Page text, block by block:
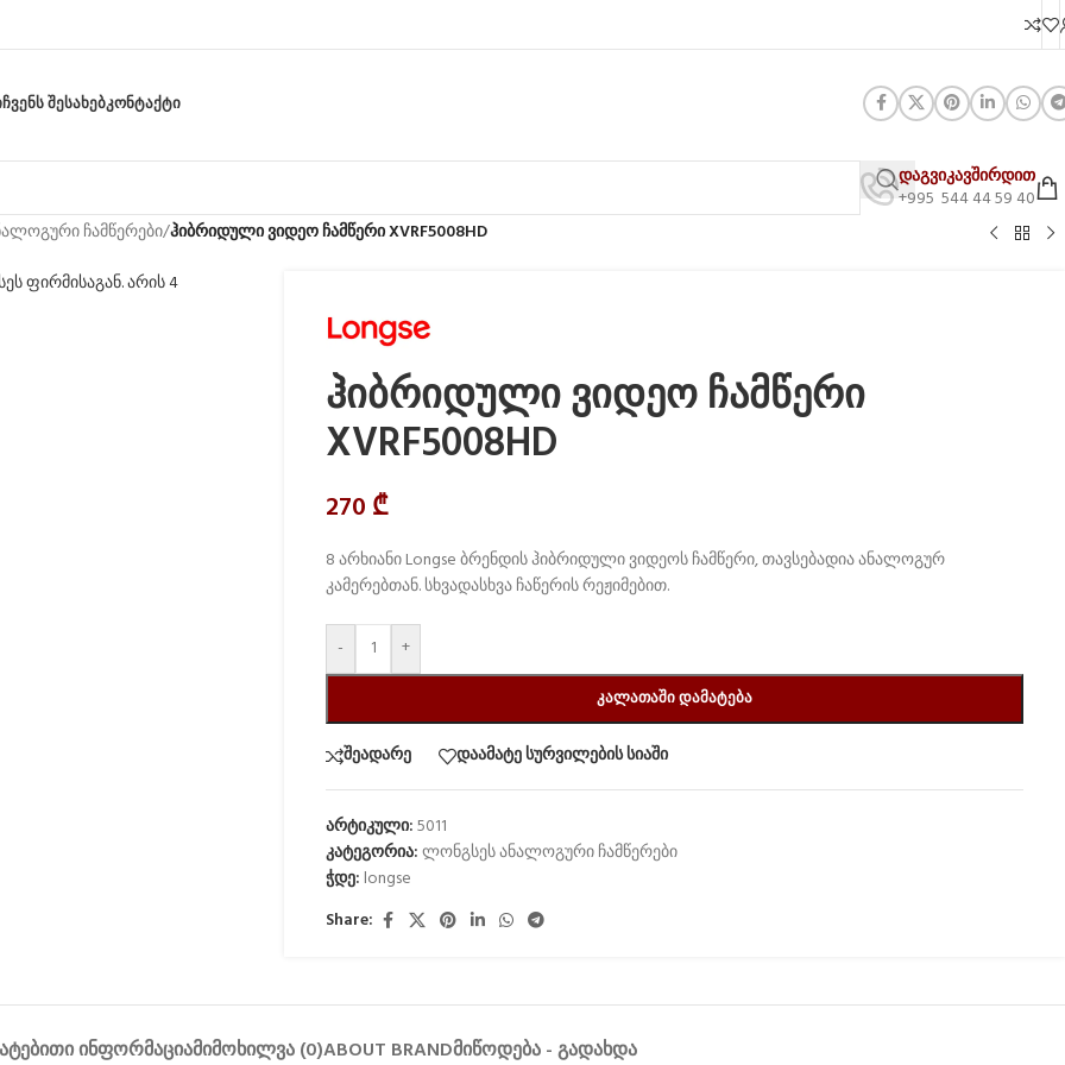
ᲩᲕᲔᲜᲡ ᲨᲔᲡᲐᲮᲔᲑᲙᲝᲜᲢᲐᲥᲢᲘ
დაგვიკავშირდით
+995 544 44 59 40
ჩამწერები/ჰიბრიდული ვიდეო ჩამწერი XVRF5008HD
ჰიბრიდული ვიდეო ჩამწერი
XVRF5008HD
270 ₾
8 არხიანი Longse ბრენდის ჰიბრიდული ვიდეოს ჩამწერი, თავსებადია ანალოგურ
კამერებთან. სხვადასხვა ჩაწერის რეჟიმებით.
- +
ᲙᲐᲚᲐᲗᲐᲨᲘ ᲓᲐᲛᲐᲢᲔᲑᲐ
შეადარე დაამატე სურვილების სიაში
არტიკული:5011
კატეგორია:ლონგსეს ანალოგური ჩამწერები
ჭდე: longse
Share:
ᲘᲜᲤᲝᲠᲛᲐᲪᲘᲐᲛᲘᲛᲝᲮᲘᲚᲕᲐ (0)ABOUT BRANDᲛᲘᲬᲝᲓᲔᲑᲐ - ᲒᲐᲓᲐᲮᲓᲐ